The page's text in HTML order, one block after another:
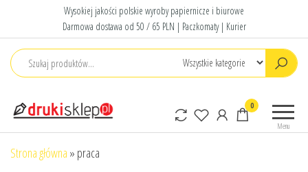
treści
Wysokiej jakości polskie wyroby papiernicze i biurowe
Darmowa dostawa od 50 / 65 PLN | Paczkomaty | Kurier
sklep Menu
0
Strona główna » praca